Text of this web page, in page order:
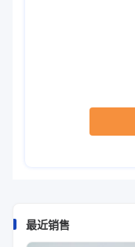
最近销售